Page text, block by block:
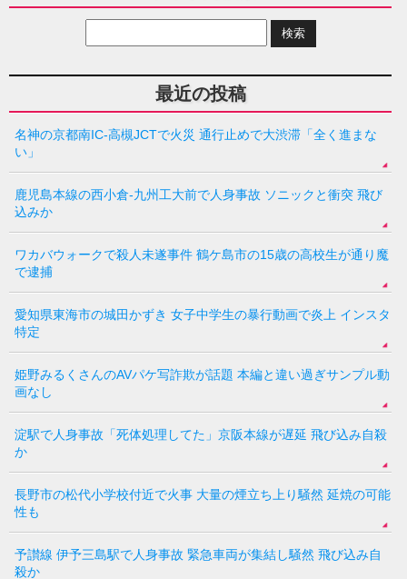
最近の投稿
名神の京都南IC-高槻JCTで火災 通行止めで大渋滞「全く進まな
い」
鹿児島本線の西小倉-九州工大前で人身事故 ソニックと衝突 飛び
込みか
ワカバウォークで殺人未遂事件 鶴ケ島市の15歳の高校生が通り魔
で逮捕
愛知県東海市の城田かずき 女子中学生の暴行動画で炎上 インスタ
特定
姫野みるくさんのAVパケ写詐欺が話題 本編と違い過ぎサンプル動
画なし
淀駅で人身事故「死体処理してた」京阪本線が遅延 飛び込み自殺
か
長野市の松代小学校付近で火事 大量の煙立ち上り騒然 延焼の可能
性も
予讃線 伊予三島駅で人身事故 緊急車両が集結し騒然 飛び込み自
殺か